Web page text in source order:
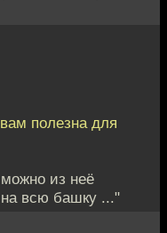
полезна для
из неё
на всю башку ..."